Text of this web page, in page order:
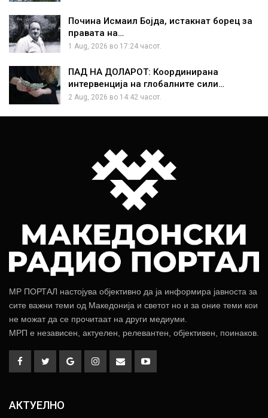
Почина Исмаил Бојда, истакнат борец за
правата на…
1 Aug, 2026 во 17:24 часот.
ПАД НА ДОЛАРОТ: Координирана
интервенција на глобалните сили…
2 Aug, 2026 во 14:42 часот.
МР ПОРТАЛ настојува објективно да ја информира јавноста за
сите важни теми од Македонија и светот но и за оние теми кои
не можат да се прочитаат на други медиуми.
МРП е независен, актуелен, релевантен, објективен, поинаков.
АКТУЕЛНО